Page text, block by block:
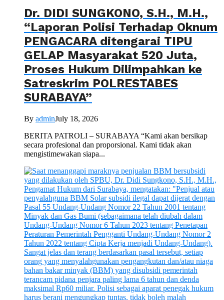
Dr. DIDI SUNGKONO, S.H., M.H.,
“Laporan Polisi Terhadap Oknum
PENGACARA ditengarai TIPU
GELAP Masyarakat 520 Juta,
Proses Hukum Dilimpahkan ke
Satreskrim POLRESTABES
SURABAYA”
By adminJuly 18, 2026
BERITA PATROLI – SURABAYA “Kami akan bersikap
secara profesional dan proporsional. Kami tidak akan
mengistimewakan siapa...